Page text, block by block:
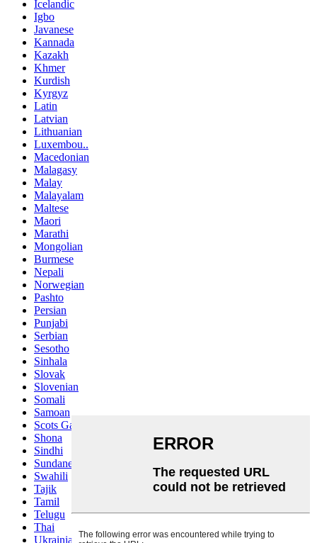
Icelandic
Igbo
Javanese
Kannada
Kazakh
Khmer
Kurdish
Kyrgyz
Latin
Latvian
Lithuanian
Luxembou..
Macedonian
Malagasy
Malay
Malayalam
Maltese
Maori
Marathi
Mongolian
Burmese
Nepali
Norwegian
Pashto
Persian
Punjabi
Serbian
Sesotho
Sinhala
Slovak
Slovenian
Somali
Samoan
Scots Gaelic
Shona
Sindhi
Sundanese
Swahili
Tajik
Tamil
Telugu
Thai
Ukrainian